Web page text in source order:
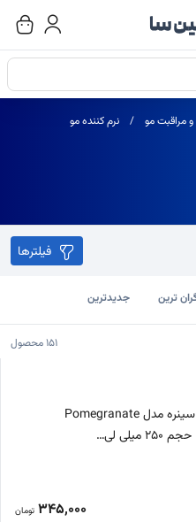
مراقبت مو نرم کننده مو
فیلترها
ترین جدیدترین
151محصول
نرم کننده مو سینره مدل Pomegranate
345,000 تومان